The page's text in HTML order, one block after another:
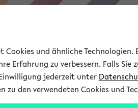
Forschung Studium
Cookies und ähnliche
Erfahrung zu verbessern. Falls
jederzeit unter
den verwendeten Cookies und